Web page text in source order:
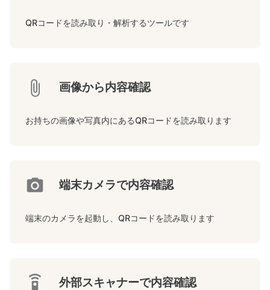
QRコードを読み取り・解析するツールです
画像から内容確認
お持ちの画像や写真内にあるQRコードを読み取ります
端末カメラで内容確認
端末のカメラを起動し、QRコードを読み取ります
外部スキャナーで内容確認